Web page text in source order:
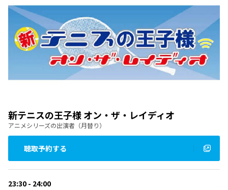
新テニスの王子様 オン・ザ・レイディオ
アニメシリーズの出演者（月替り）
聴取予約する
23:30 - 24:00